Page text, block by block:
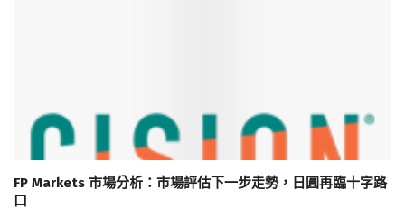
FP Markets 市場分析：市場評估下一步走勢，日圓再臨十字路
口